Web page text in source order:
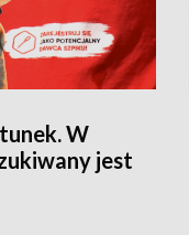
W
jest